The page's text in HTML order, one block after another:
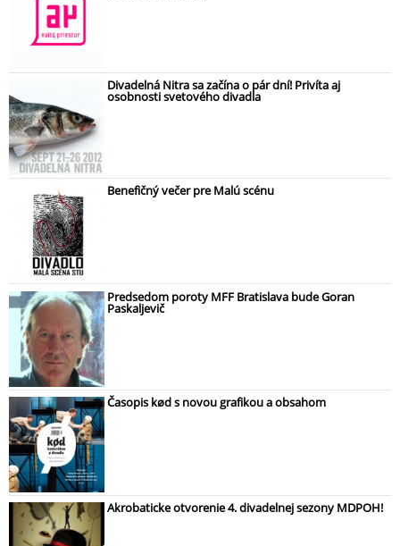
Divadelná Nitra sa začína o pár dní! Privíta aj
osobnosti svetového divadla
Benefičný večer pre Malú scénu
Predsedom poroty MFF Bratislava bude Goran
Paskaljevič
Časopis kød s novou grafikou a obsahom
Akrobaticke otvorenie 4. divadelnej sezony MDPOH!